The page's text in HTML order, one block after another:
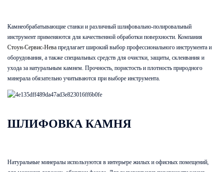
Камнеобрабатывающие станки и различный шлифовально-полировальный
инструмент применяются для качественной обработки поверхности. Компания
Стоун-Сервис-Нева предлагает широкий выбор профессионального инструмента и
оборудования, а также специальных средств для очистки, защиты, склеивания и
ухода за натуральным камнем. Прочность, пористость и плотность природного
минерала обязательно учитываются при выборе инструмента.
ШЛИФОВКА КАМНЯ
Натуральные минералы используются в интерьере жилых и офисных помещений,